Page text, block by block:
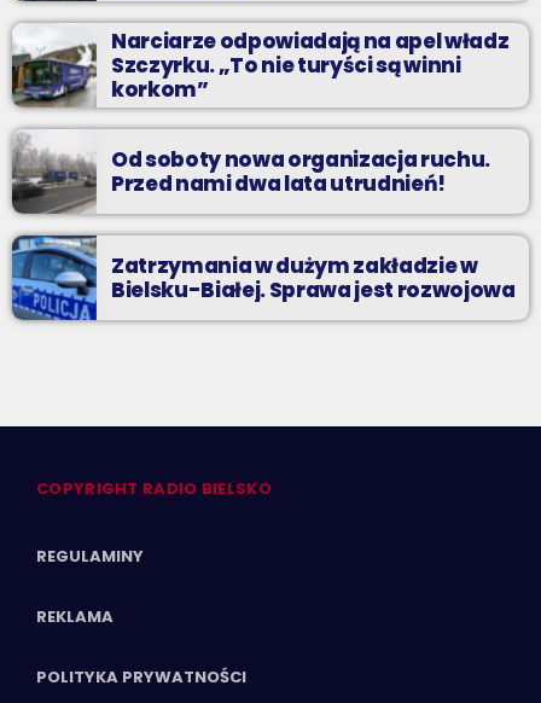
Narciarze odpowiadają na apel władz
Szczyrku. „To nie turyści są winni
korkom”
Od soboty nowa organizacja ruchu.
Przed nami dwa lata utrudnień!
Zatrzymania w dużym zakładzie w
Bielsku-Białej. Sprawa jest rozwojowa
COPYRIGHT RADIO BIELSKO
REGULAMINY
REKLAMA
POLITYKA PRYWATNOŚCI